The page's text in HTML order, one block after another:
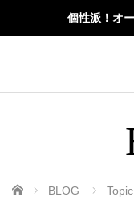
個性派！オ
ホーム BLOG Topic